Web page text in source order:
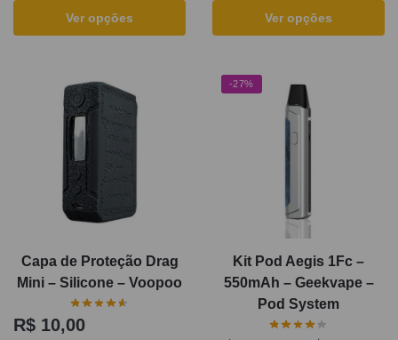
Ver opções Ver opções
Capa de Proteção Drag
Mini – Silicone – Voopoo
R$ 10,00
-27%
Kit Pod Aegis 1Fc –
550mAh – Geekvape –
Pod System